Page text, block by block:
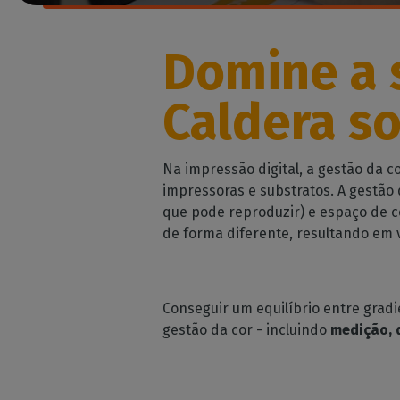
Licenças
Conheça os
CalderaRIP e
API REST do
A sua solução
DTF - SOFTWARE
Caldera
Caldera
para a
Software RIP
Moda
Gerir
das
Domine a
Caldera
Na impressão digital, a gestão da
impressoras e substratos. A
que pode reproduzir) e espaço de
de forma diferente, resultando em
Conseguir um equilíbrio entre
gestão da cor - incluindo medição,